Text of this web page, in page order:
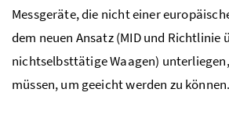
Messgeräte, die nicht einer
dem neuen Ansatz (MID und Richtlinie
nichtselbsttätige Waagen)
müssen, um geeicht werden zu können.